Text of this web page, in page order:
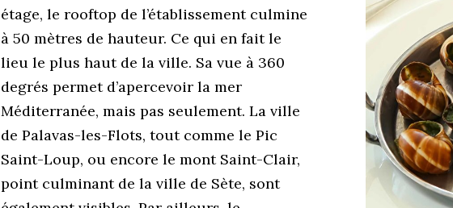
étage, le rooftop de l’établissement culmine
à 50 mètres de hauteur. Ce qui en fait le
lieu le plus haut de la ville. Sa vue à 360
degrés permet d’apercevoir la mer
Méditerranée, mais pas seulement. La ville
de Palavas-les-Flots, tout comme le Pic
Saint-Loup, ou encore le mont Saint-Clair,
point culminant de la ville de Sète, sont